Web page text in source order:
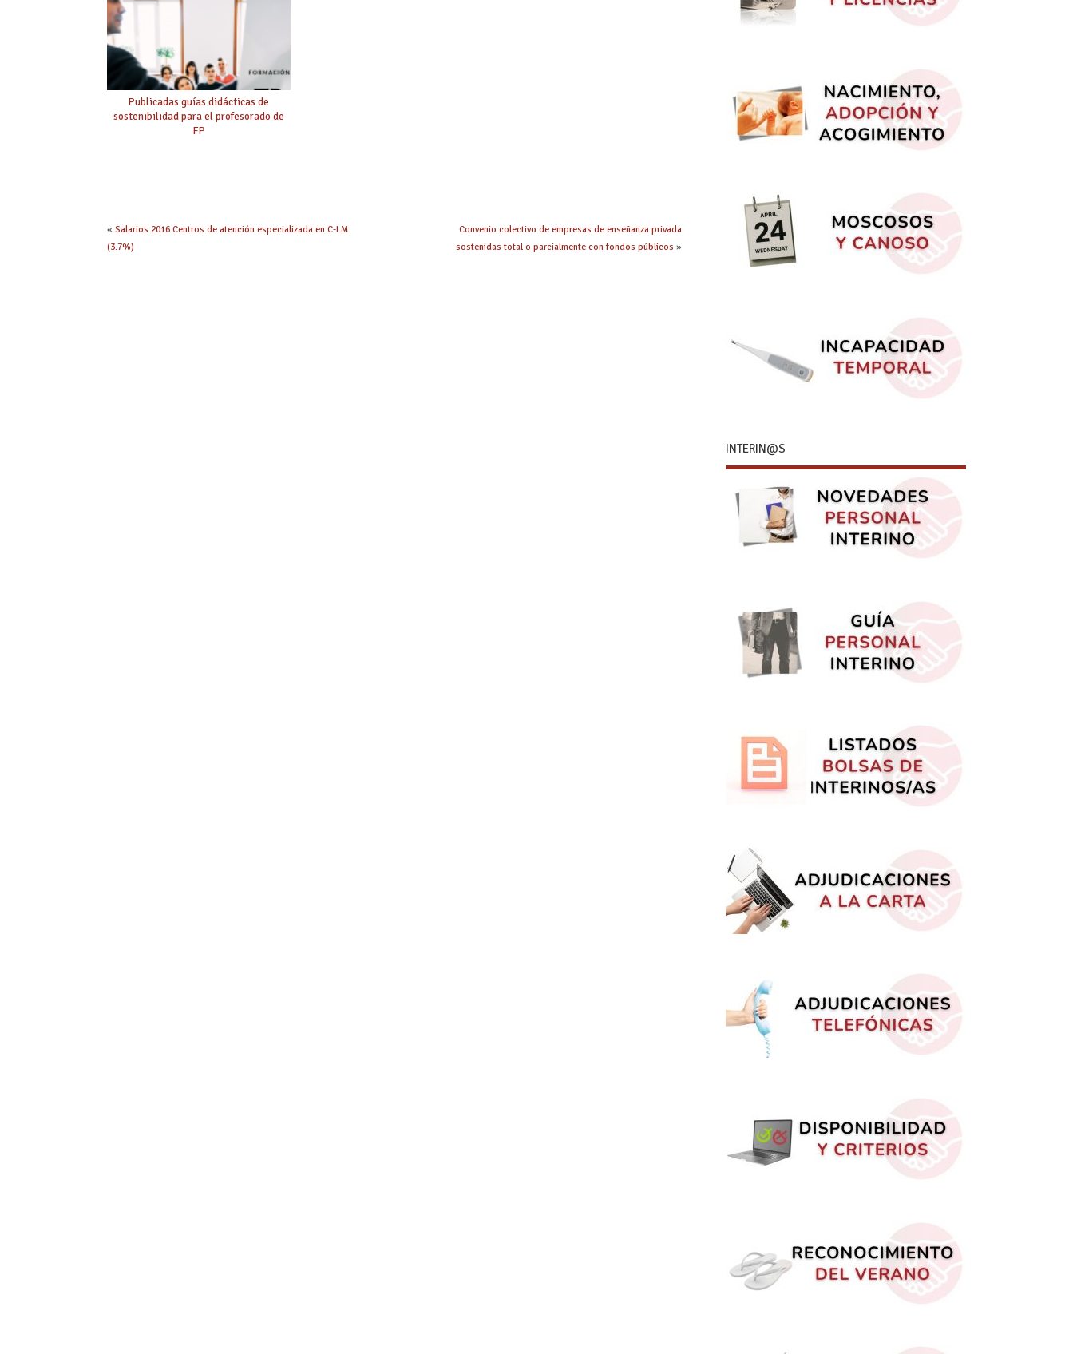
Publicadas guías didácticas de
sostenibilidad para el profesorado de
FP
«Salarios 2016 Centros de atención especializada en C-LM
(3.7%)
Convenio colectivo de empresas de enseñanza privada
sostenidas total o parcialmente con fondos públicos »
INTERIN@S